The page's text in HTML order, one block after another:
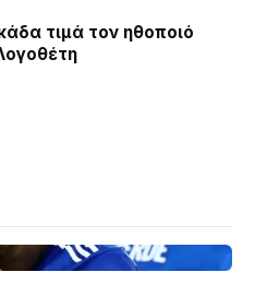
τιμά τον ηθοποιό